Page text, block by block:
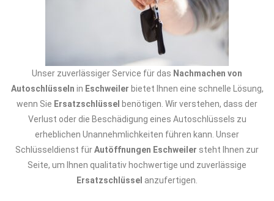
Unser zuverlässiger Service für das Nachmachen von
Autoschlüsseln in Eschweiler bietet Ihnen eine schnelle Lösung,
wenn Sie Ersatzschlüssel benötigen. Wir verstehen, dass der
Verlust oder die Beschädigung eines Autoschlüssels zu
erheblichen Unannehmlichkeiten führen kann. Unser
Schlüsseldienst fürAutöffnungen Eschweiler steht Ihnen zur
Seite, um Ihnen qualitativ hochwertige und zuverlässige
Ersatzschlüssel anzufertigen.